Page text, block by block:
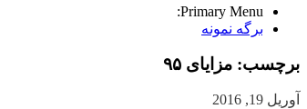
Primary Menu:
برگه نمونه
برچسب: مزایای ۹۵
آوریل 19, 2016